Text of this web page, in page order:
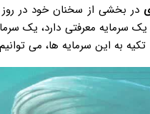
در بخشی از سخنان خود در
معرفتی دارد، یک
به این سرمایه ها، می